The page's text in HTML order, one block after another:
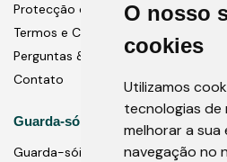
O nosso
cookies
Utilizamos
tecnologias de
melhorar a sua
navegação no
Protecção de dados
Termos e Condições
Perguntas & Respostas
Contato
Guarda-sóis
Guarda-sóis do pólo central